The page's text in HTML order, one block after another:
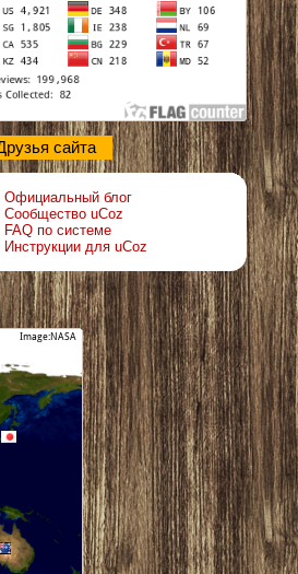
сайта
Официальный блог
Сообщество uCoz
FAQ по системе
Инструкции для uCoz